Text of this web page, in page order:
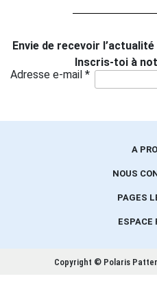
Envie de recevoir
Inscris-toi à
Adresse e-mail *
A
NOUS
PAGES
ESPACE
Copyright © Polaris